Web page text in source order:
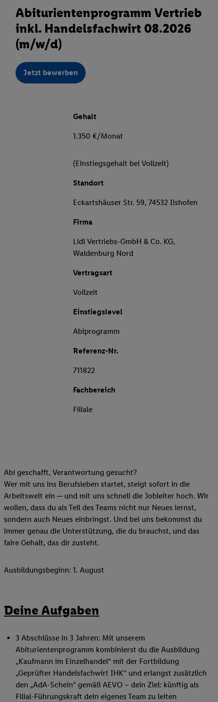
Abiturientenprogramm Vertrieb
inkl. Handelsfachwirt 08.2026
(m/w/d)
Jetzt bewerben
Gehalt
1.350 €/Monat
(Einstiegsgehalt bei Vollzeit)
Standort
Eckartshäuser Str. 59, 74532 Ilshofen
Firma
Lidl Vertriebs-GmbH & Co. KG,
Waldenburg Nord
Vertragsart
Vollzeit
Einstiegslevel
Abiprogramm
Referenz-Nr.
711822
Fachbereich
Filiale
Abi geschafft, Verantwortung gesucht?
Wer mit uns ins Berufsleben startet, steigt sofort in die
Arbeitswelt ein ─ und mit uns schnell die Jobleiter hoch. Wir
wollen, dass du als Teil des Teams nicht nur Neues lernst,
sondern auch Neues einbringst. Und bei uns bekommst du
immer genau die Unterstützung, die du brauchst, und das
faire Gehalt, das dir zusteht.
Ausbildungsbeginn: 1. August
Deine Aufgaben
3 Abschlüsse in 3 Jahren: Mit unserem
Abiturientenprogramm kombinierst du die Ausbildung
„Kaufmann im Einzelhandel“ mit der Fortbildung
„Geprüfter Handelsfachwirt IHK“ und erlangst zusätzlich
den „AdA-Schein“ gemäß AEVO – dein Ziel: künftig als
Filial-Führungskraft dein eigenes Team zu leiten